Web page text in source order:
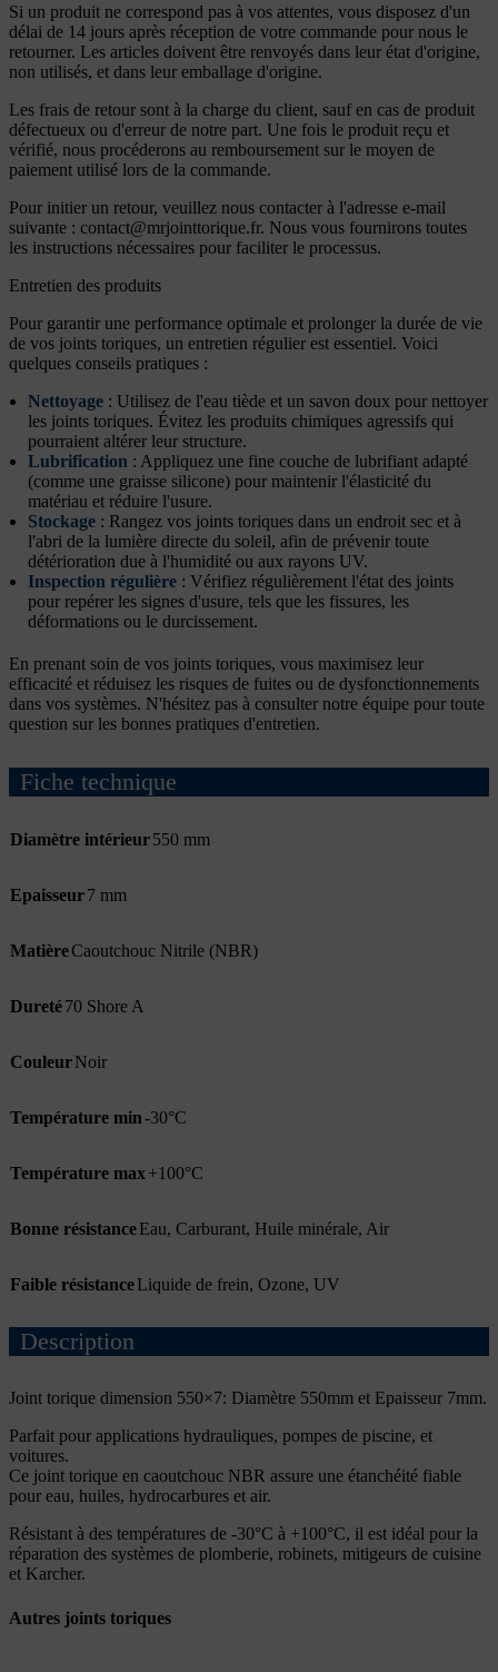
Si un produit ne correspond pas à vos attentes, vous disposez d'un
délai de 14 jours après réception de votre commande pour nous le
retourner. Les articles doivent être renvoyés dans leur état d'origine,
non utilisés, et dans leur emballage d'origine.
Les frais de retour sont à la charge du client, sauf en cas de produit
défectueux ou d'erreur de notre part. Une fois le produit reçu et
vérifié, nous procéderons au remboursement sur le moyen de
paiement utilisé lors de la commande.
Pour initier un retour, veuillez nous contacter à l'adresse e-mail
suivante : contact@mrjointtorique.fr. Nous vous fournirons toutes
les instructions nécessaires pour faciliter le processus.
Entretien des produits
Pour garantir une performance optimale et prolonger la durée de vie
de vos joints toriques, un entretien régulier est essentiel. Voici
quelques conseils pratiques :
Nettoyage : Utilisez de l'eau tiède et un savon doux pour nettoyer
les joints toriques. Évitez les produits chimiques agressifs qui
pourraient altérer leur structure.
Lubrification : Appliquez une fine couche de lubrifiant adapté
(comme une graisse silicone) pour maintenir l'élasticité du
matériau et réduire l'usure.
Stockage : Rangez vos joints toriques dans un endroit sec et à
l'abri de la lumière directe du soleil, afin de prévenir toute
détérioration due à l'humidité ou aux rayons UV.
Inspection régulière : Vérifiez régulièrement l'état des joints
pour repérer les signes d'usure, tels que les fissures, les
déformations ou le durcissement.
En prenant soin de vos joints toriques, vous maximisez leur
efficacité et réduisez les risques de fuites ou de dysfonctionnements
dans vos systèmes. N'hésitez pas à consulter notre équipe pour toute
question sur les bonnes pratiques d'entretien.
Fiche technique
Diamètre intérieur550 mm
Epaisseur7 mm
MatièreCaoutchouc Nitrile (NBR)
Dureté70 Shore A
CouleurNoir
Température min-30°C
Température max+100°C
Bonne résistanceEau, Carburant, Huile minérale, Air
Faible résistanceLiquide de frein, Ozone, UV
Description
Joint torique dimension 550×7: Diamètre 550mm et Epaisseur 7mm.
Parfait pour applications hydrauliques, pompes de piscine, et
voitures.
Ce joint torique en caoutchouc NBR assure une étanchéité fiable
pour eau, huiles, hydrocarbures et air.
Résistant à des températures de -30°C à +100°C, il est idéal pour la
réparation des systèmes de plomberie, robinets, mitigeurs de cuisine
et Karcher.
Autres joints toriques